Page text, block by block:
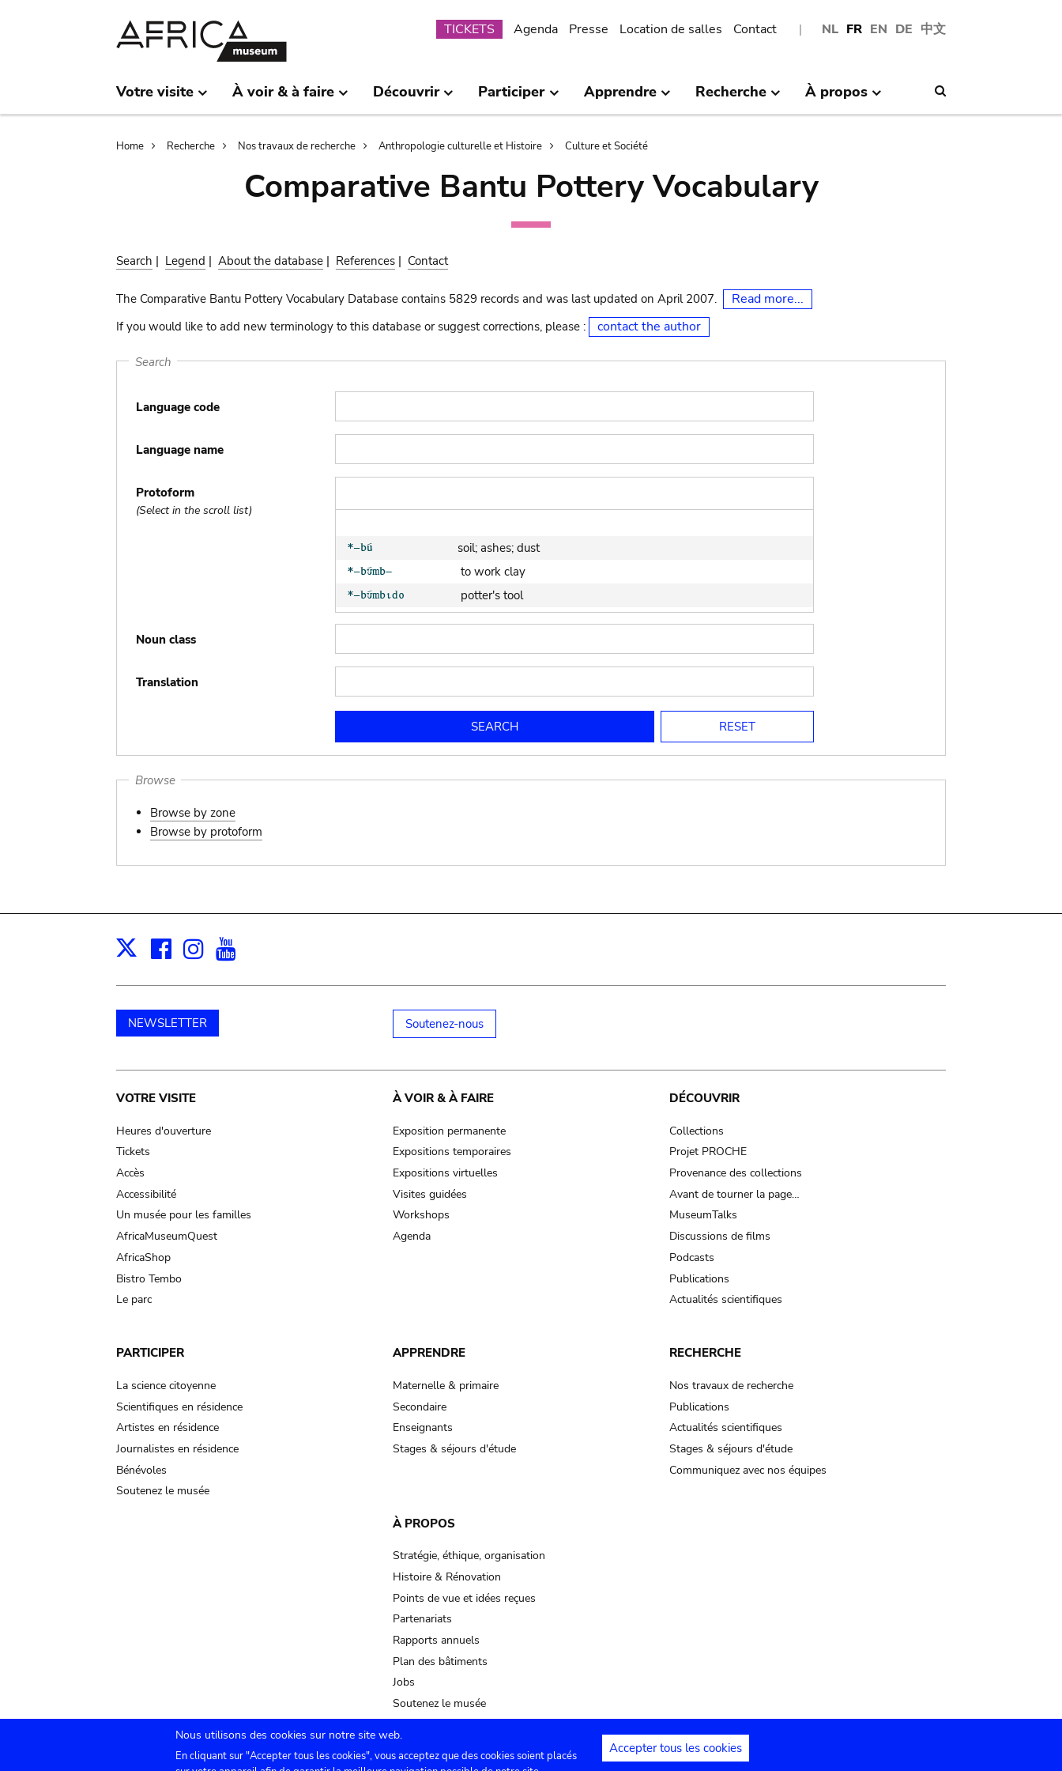
NL FR EN DE 中文
Submenu
TICKETS Agenda Presse Location de salles Contact
Votre visite À voir & à faire Découvrir Participer Apprendre Recherche À propos
Breadcrumb
Home Recherche Nos travaux de recherche Anthropologie culturelle et Histoire Culture et Société
Comparative Bantu Pottery Vocabulary
Search | Legend | About the database | References | Contact
The Comparative Bantu Pottery Vocabulary Database contains 5829 records and was last updated on April 2007. Read more...
If you would like to add new terminology to this database or suggest corrections, please : contact the author
Search
Language code
Language name
Protoform
(Select in the scroll list)
soil; ashes; dust
to work clay
potter's tool
clay soil
to mould pottery
pottery clay
cooking-pot
cooking-pot
frying pan
grog
cup; holllow vessel
cooking-pot
cooking-pot
soil, earth
Noun class
Translation
Browse
Browse by zone
Browse by protoform
X Facebook
Instagram
NEWSLETTER Soutenez-nous
Main
navigation
VOTRE VISITE
Heures d'ouverture
Tickets
Accès
Accessibilité
Un musée pour les familles
AfricaMuseumQuest
AfricaShop
Bistro Tembo
Le parc
À VOIR & À FAIRE
Exposition permanente
Expositions temporaires
Expositions virtuelles
Visites guidées
Workshops
Agenda
DÉCOUVRIR
Collections
Projet PROCHE
Provenance des collections
Avant de tourner la page…
MuseumTalks
Discussions de films
Podcasts
Publications
Actualités scientifiques
PARTICIPER
La science citoyenne
Scientifiques en résidence
Artistes en résidence
Journalistes en résidence
Bénévoles
Soutenez le musée
APPRENDRE
Maternelle & primaire
Secondaire
Enseignants
Stages & séjours d'étude
RECHERCHE
Nos travaux de recherche
Publications
Actualités scientifiques
Stages & séjours d'étude
Communiquez avec nos équipes
À PROPOS
Stratégie, éthique, organisation
Histoire & Rénovation
Points de vue et idées reçues
Partenariats
Rapports annuels
Plan des bâtiments
Jobs
Soutenez le musée
Nous utilisons des cookies sur notre site web.
En cliquant sur "Accepter tous les cookies", vous acceptez que des cookies soient placés
Accepter tous les cookies